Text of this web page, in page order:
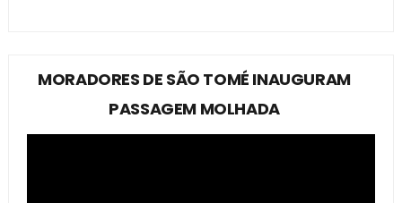
MORADORES DE SÃO TOMÉ INAUGURAM
PASSAGEM MOLHADA